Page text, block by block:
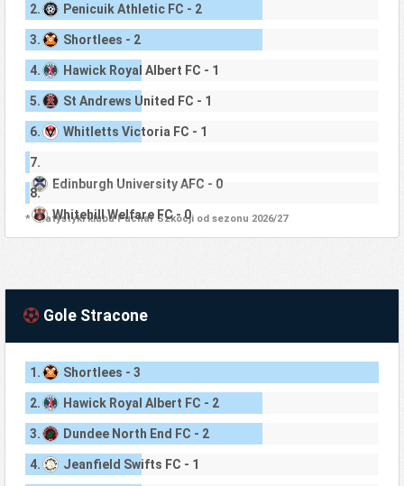
2. Penicuik Athletic FC - 2
3. Shortlees - 2
4. Hawick Royal Albert FC - 1
5. St Andrews United FC - 1
6. Whitletts Victoria FC - 1
7.
Edinburgh University AFC - 0
8.
Whitehill Welfare FC - 0
* Statystyki klubu Puchar Szkocji od sezonu 2026/27
Gole Stracone
1. Shortlees - 3
2. Hawick Royal Albert FC - 2
3. Dundee North End FC - 2
4. Jeanfield Swifts FC - 1